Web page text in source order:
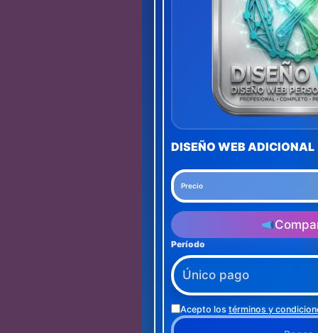
DISEÑO WEB ADICIONAL
Precio
Período
Acepto los términos y